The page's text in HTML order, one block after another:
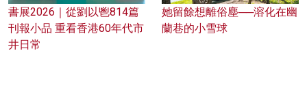
書展2026｜從劉以鬯814篇
刊報小品 重看香港60年代市
井日常
她留餘想離俗塵──溶化在幽
蘭巷的小雪球